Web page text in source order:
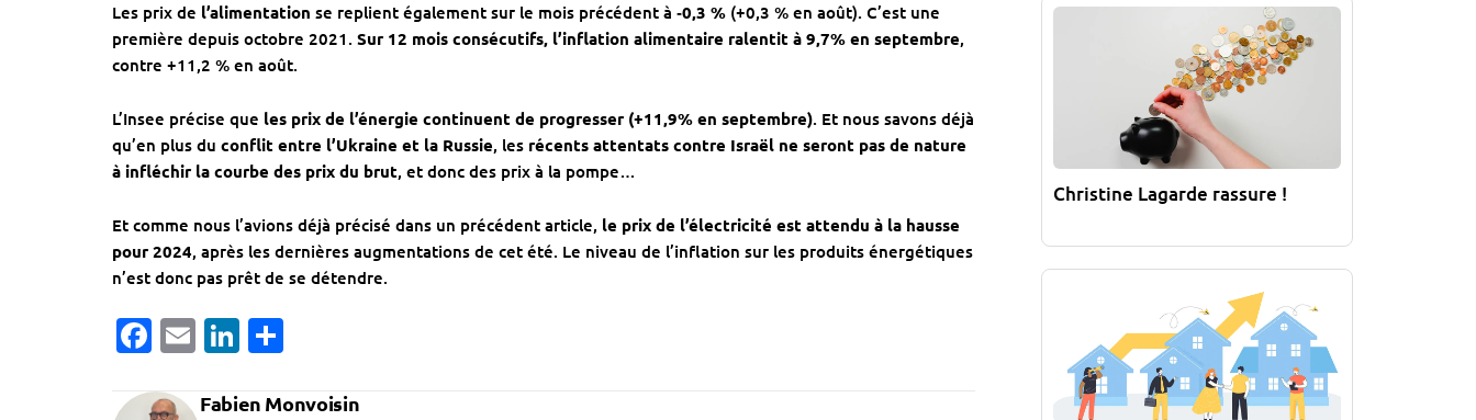
Les prix de l’alimentation se replient également sur le mois précédent à ‑0,3 % (+0,3 % en août). C’est une
première depuis octobre 2021. Sur 12 mois consécutifs, l’inflation alimentaire ralentit à 9,7% en septembre,
contre +11,2 % en août.
L’Insee précise que les prix de l’énergie continuent de progresser (+11,9% en septembre). Et nous savons déjà
qu’en plus du conflit entre l’Ukraine et la Russie, les récents attentats contre Israël ne seront pas de nature
à infléchir la courbe des prix du brut, et donc des prix à la pompe…
Et comme nous l’avions déjà précisé dans un précédent article, le prix de l’électricité est attendu à la hausse
pour 2024, après les dernières augmentations de cet été. Le niveau de l’inflation sur les produits énergétiques
n’est donc pas prêt de se détendre.
Facebook
EmailLinkedIn
Fabien Monvoisin
Christine Lagarde rassure !